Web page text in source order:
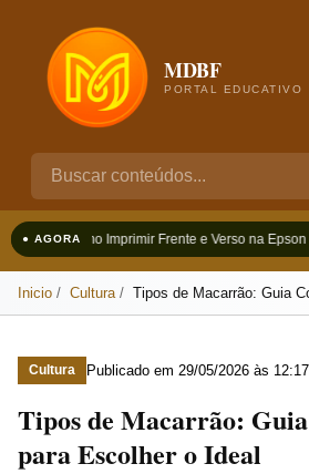
MDBF
PORTAL EDUCATIVO
● AGORAComo Imprimir Frente e Verso na Epson
Inicio Cultura Tipos de Macarrão: Guia
Cultura Publicado em 29/05/2026 às 12:17
Tipos de Macarrão:
para Escolher o Ideal